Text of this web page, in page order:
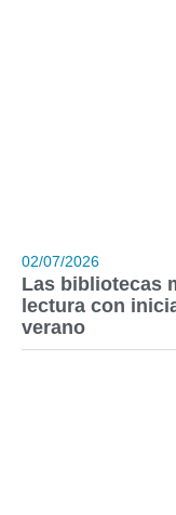
02/07/2026
Las bibliotecas
lectura con
verano